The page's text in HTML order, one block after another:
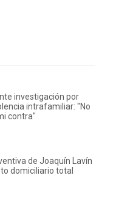
investigación por
intrafamiliar: "No
contra"
de Joaquín Lavín
domiciliario total